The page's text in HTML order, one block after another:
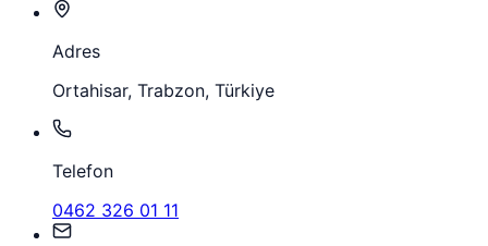
Adres
Ortahisar, Trabzon, Türkiye
Telefon
0462 326 01 11